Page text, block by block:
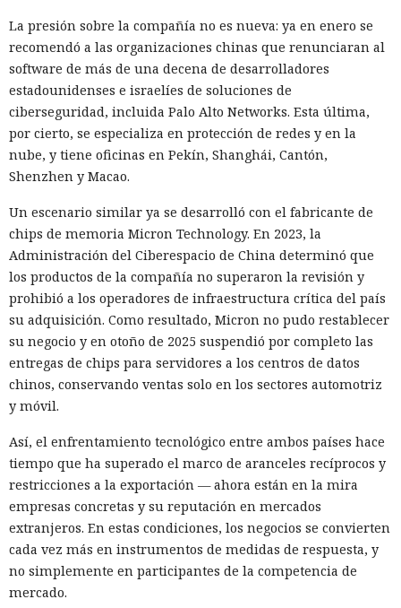
La presión sobre la compañía no es nueva: ya en enero se
recomendó a las organizaciones chinas que renunciaran al
software de más de una decena de desarrolladores
estadounidenses e israelíes de soluciones de
ciberseguridad, incluida Palo Alto Networks. Esta última,
por cierto, se especializa en protección de redes y en la
nube, y tiene oficinas en Pekín, Shanghái, Cantón,
Shenzhen y Macao.
Un escenario similar ya se desarrolló con el fabricante de
chips de memoria Micron Technology. En 2023, la
Administración del Ciberespacio de China determinó que
los productos de la compañía no superaron la revisión y
prohibió a los operadores de infraestructura crítica del país
su adquisición. Como resultado, Micron no pudo restablecer
su negocio y en otoño de 2025 suspendió por completo las
entregas de chips para servidores a los centros de datos
chinos, conservando ventas solo en los sectores automotriz
y móvil.
Así, el enfrentamiento tecnológico entre ambos países hace
tiempo que ha superado el marco de aranceles recíprocos y
restricciones a la exportación — ahora están en la mira
empresas concretas y su reputación en mercados
extranjeros. En estas condiciones, los negocios se convierten
cada vez más en instrumentos de medidas de respuesta, y
no simplemente en participantes de la competencia de
mercado.